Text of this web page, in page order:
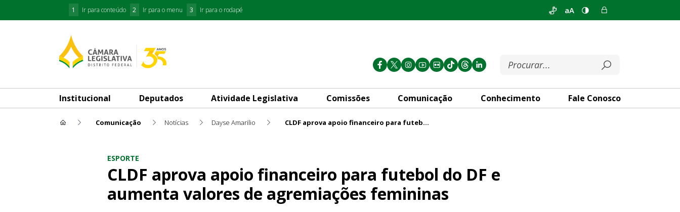
1 Ir para conteúdo 2 Ir para o menu 3 Ir para o rodapé aA
Institucional Deputados Atividade Legislativa Comissões Comunicação Conhecimento Fale Conosco
Comunicação Notícias Dayse Amarilio CLDF aprova apoio financeiro para futebol do DF e aumenta valores de agremiações femininas
ESPORTE
CLDF aprova apoio financeiro para futebol do DF e
aumenta valores de agremiações femininas